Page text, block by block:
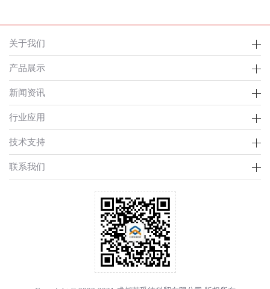
关于我们
产品展示
新闻资讯
行业应用
技术支持
联系我们